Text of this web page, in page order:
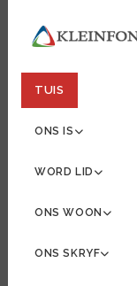
TUIS
ONS IS
WORD LID
ONS WOON
ONS SKRYF